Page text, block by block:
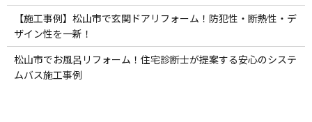
【施工事例】松山市で玄関ドアリフォーム！防犯性・断熱性・デ
ザイン性を一新！
松山市でお風呂リフォーム！住宅診断士が提案する安心のシステ
ムバス施工事例